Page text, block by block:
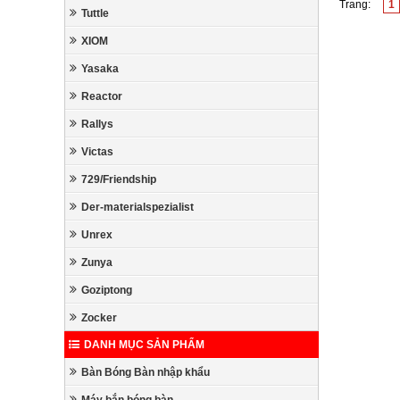
Tuttle
XIOM
Yasaka
Reactor
Rallys
Victas
729/Friendship
Der-materialspezialist
Unrex
Zunya
Goziptong
Zocker
DANH MỤC SẢN PHẨM
Bàn Bóng Bàn nhập khẩu
Trang: 1